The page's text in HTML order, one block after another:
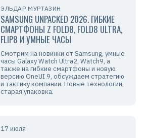
ЭЛЬДАР МУРТАЗИН
SAMSUNG UNPACKED 2026. ГИБКИЕ
СМАРТФОНЫ Z FOLD8, FOLD8 ULTRA,
FLIP8 И УМНЫЕ ЧАСЫ
Смотрим на новинки от Samsung, умные
часы Galaxy Watch Ultra2, Watch9, а
также на гибкие смартфоны и новую
версию OneUI 9, обсуждаем стратегию
и тактику компании. Новые технологии,
старая упаковка.
17 июля